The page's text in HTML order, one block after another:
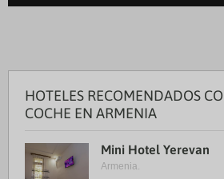
HOTELES RECOMENDADOS
COCHE EN ARMENIA
Mini Hotel Yerevan
Armenia.